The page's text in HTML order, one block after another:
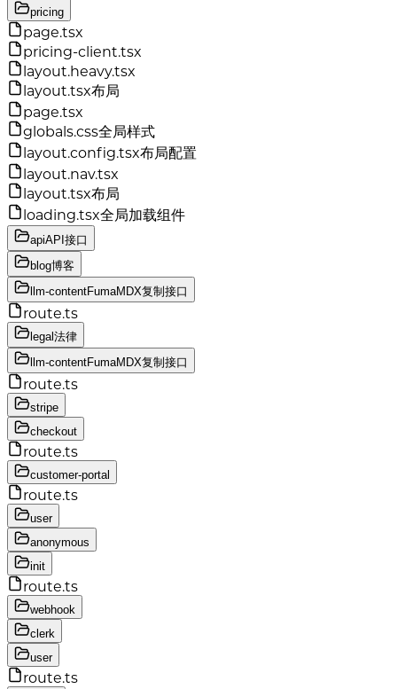
pricing
page.tsx
pricing-client.tsx
layout.heavy.tsx
layout.tsx布局
page.tsx
globals.css全局样式
layout.config.tsx布局配置
layout.nav.tsx
layout.tsx布局
loading.tsx全局加载组件
apiAPI接口
blog博客
llm-contentFumaMDX复制接口
route.ts
legal法律
llm-contentFumaMDX复制接口
route.ts
stripe
checkout
route.ts
customer-portal
route.ts
user
anonymous
init
route.ts
webhook
clerk
user
route.ts